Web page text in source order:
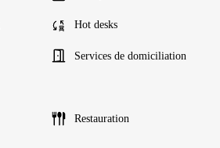
Hot desks
Services de domiciliation
Restauration